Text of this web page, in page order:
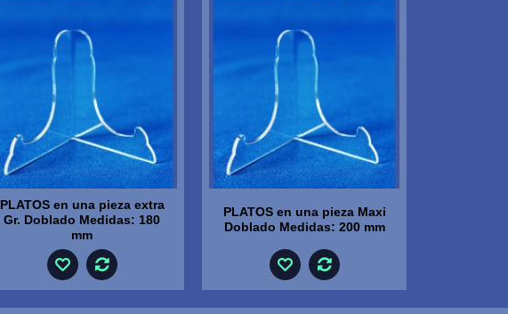
PLATOS en una pieza extra
Gr. Doblado Medidas: 180
mm
PLATOS en una pieza Maxi
Doblado Medidas: 200 mm